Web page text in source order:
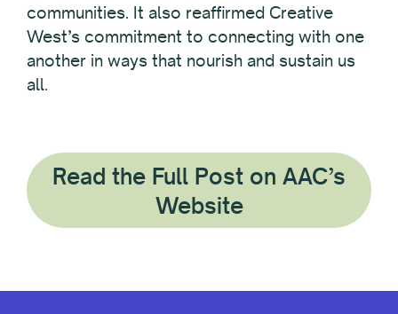
communities. It also reaffirmed Creative
West’s commitment to connecting with one
another in ways that nourish and sustain us
all.
Read the Full Post on AAC’s
Website